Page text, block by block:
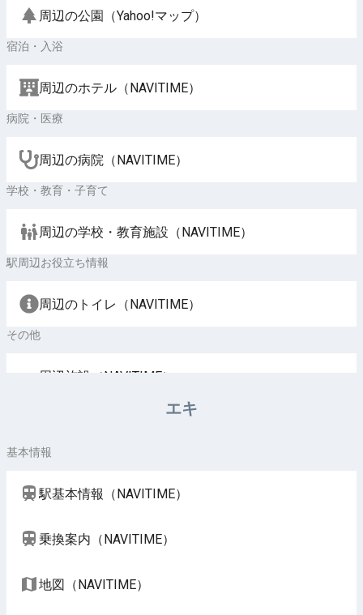
周辺の公園（Yahoo!マップ）
宿泊・入浴
周辺のホテル（NAVITIME）
病院・医療
周辺の病院（NAVITIME）
学校・教育・子育て
周辺の学校・教育施設（NAVITIME）
駅周辺お役立ち情報
周辺のトイレ（NAVITIME）
その他
周辺施設（NAVITIME）
エキ
基本情報
駅基本情報（NAVITIME）
乗換案内（NAVITIME）
地図（NAVITIME）